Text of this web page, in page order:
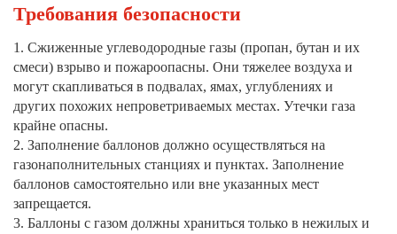
Требования безопасности
1. Сжиженные углеводородные газы (пропан, бутан и их
смеси) взрыво и пожароопасны. Они тяжелее воздуха и
могут скапливаться в подвалах, ямах, углублениях и
других похожих непроветриваемых местах. Утечки газа
крайне опасны.
2. Заполнение баллонов должно осуществляться на
газонаполнительных станциях и пунктах. Заполнение
баллонов самостоятельно или вне указанных мест
запрещается.
3. Баллоны с газом должны храниться только в нежилых и